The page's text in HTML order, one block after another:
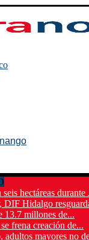
hectáreas
DIF Hidalgo
13.7 millones de...
frena creación de...
adultos mayores no